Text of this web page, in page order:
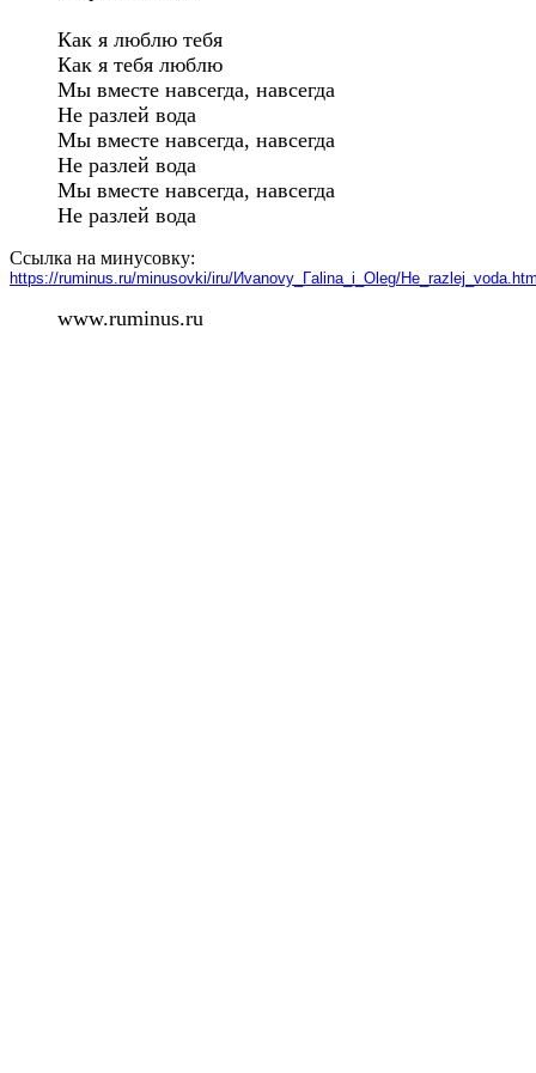
Как я люблю тебя
Как я тебя люблю
Мы вместе навсегда, навсегда
Не разлей вода
Мы вместе навсегда, навсегда
Не разлей вода
Мы вместе навсегда, навсегда
Не разлей вода
Ссылка на минусовку:
https://ruminus.ru/minusovki/iru/Иvanovy_Гalina_i_Оleg/
www.ruminus.ru